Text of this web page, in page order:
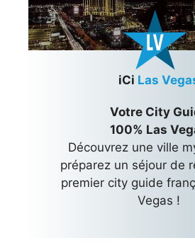
iCi Las
Votre City
100% Las
Découvrez une ville
préparez un séjour de
premier city guide
Vegas !